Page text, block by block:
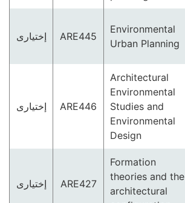
Environmental
Urban Planning
ARE445 إختيارى
Architectural
Environmental
Studies and
Environmental
Design
ARE446 إختيارى
Formation
theories and the
architectural
ARE427 إختيارى